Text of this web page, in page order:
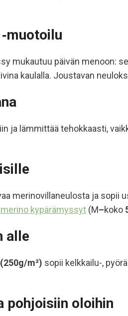
mukautuu päivän menoon:
kaulalla. Joustavan
ja lämmittää tehokkaasti,
merinovillaneulosta ja sopii
merino kypärämyssyt (M–koko
alle
(250g/m²) sopii kelkkailu-,
pohjoisiin oloihin